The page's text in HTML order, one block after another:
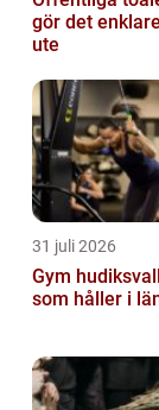
gör det
ute
31 juli 2026
Gym hudiksvall träning
som håller i